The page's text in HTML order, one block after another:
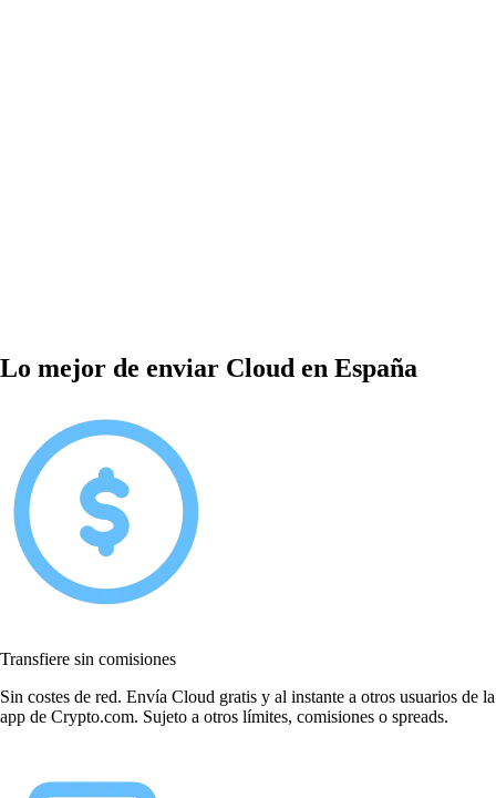
Lo mejor de enviar Cloud en España
Transfiere sin comisiones
Sin costes de red. Envía Cloud gratis y al instante a otros usuarios de la
app de Crypto.com. Sujeto a otros límites, comisiones o spreads.